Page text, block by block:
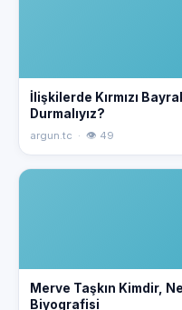
İlişkilerde Kırmızı
Durmalıyız?
argun.tc · 👁 49
Merve Taşkın Kimdir,
Biyografisi